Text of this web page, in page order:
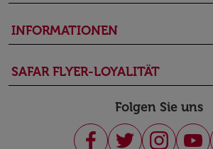
INFORMATIONEN
SAFAR FLYER-LOYALITÄT
Folgen Sie uns